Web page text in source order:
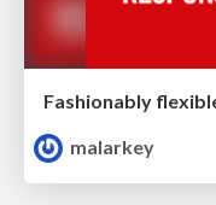
malarkey